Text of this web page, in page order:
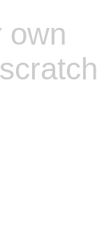
own